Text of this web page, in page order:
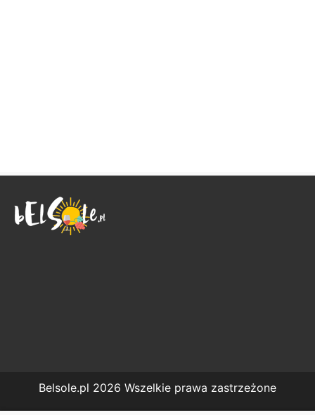
Belsole.pl 2026 Wszelkie prawa zastrzeżone